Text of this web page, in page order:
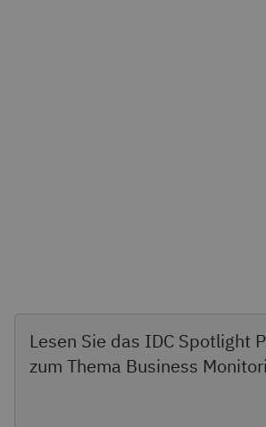
Lesen Sie das IDC Spotlight
zum Thema Business